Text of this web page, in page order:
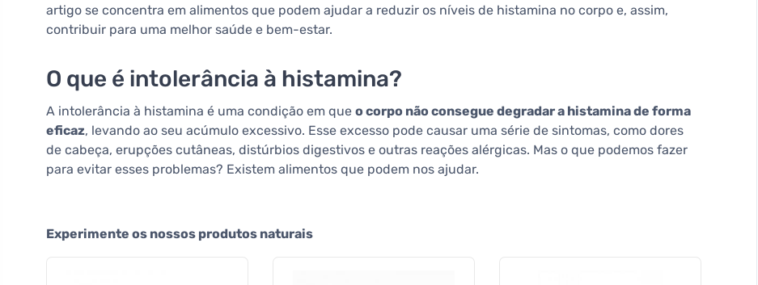
artigo se concentra em alimentos que podem ajudar a reduzir os níveis de histamina no corpo e, assim,
contribuir para uma melhor saúde e bem-estar.
O que é intolerância à histamina?
A intolerância à histamina é uma condição em que o corpo não consegue degradar a histamina de forma
eficaz, levando ao seu acúmulo excessivo. Esse excesso pode causar uma série de sintomas, como dores
de cabeça, erupções cutâneas, distúrbios digestivos e outras reações alérgicas. Mas o que podemos fazer
para evitar esses problemas? Existem alimentos que podem nos ajudar.
Experimente os nossos produtos naturais